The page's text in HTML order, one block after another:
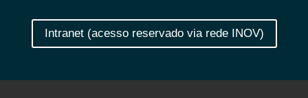
Intranet (acesso reservado via rede INOV)